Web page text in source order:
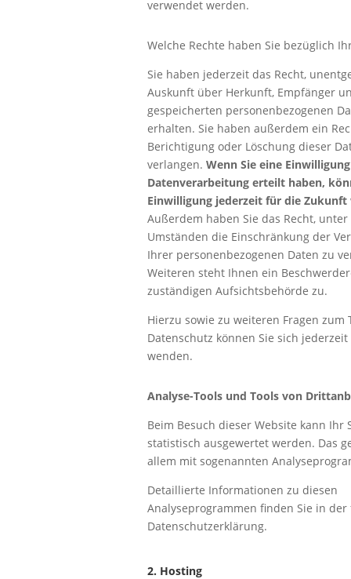
verwendet werden.
Welche Rechte haben Sie bezüglich
Sie haben jederzeit das Recht,
Auskunft über Herkunft, Empfänger
gespeicherten personenbezogenen
erhalten. Sie haben außerdem ein
Berichtigung oder Löschung dieser
verlangen. Wenn Sie eine
Datenverarbeitung erteilt haben,
Einwilligung jederzeit für die
Außerdem haben Sie das Recht,
Umständen die Einschränkung der
Ihrer personenbezogenen Daten zu
Weiteren steht Ihnen ein
zuständigen Aufsichtsbehörde zu.
Hierzu sowie zu weiteren Fragen zum
Datenschutz können Sie sich
wenden.
Analyse-Tools und Tools von
Beim Besuch dieser Website kann Ihr
statistisch ausgewertet werden. Das
allem mit sogenannten
Detaillierte Informationen zu diesen
Analyseprogrammen finden Sie in
Datenschutzerklärung.
2. Hosting